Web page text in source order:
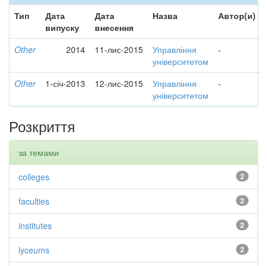
Тип
Дата
випуску
Дата
внесення
Назва Автор(и)
Other 2014 11-лис-2015
Управління
університетом
-
Other 1-січ-2013 12-лис-2015
Управління
університетом
-
Розкриття
за темами
2
colleges
2
faculties
2
institutes
2
lyceums